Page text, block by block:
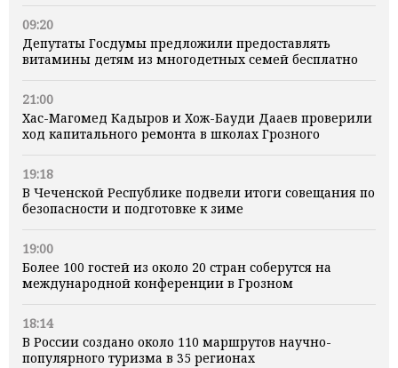
09:20
Депутаты Госдумы предложили предоставлять
витамины детям из многодетных семей бесплатно
21:00
Хас-Магомед Кадыров и Хож-Бауди Дааев проверили
ход капитального ремонта в школах Грозного
19:18
В Чеченской Республике подвели итоги совещания по
безопасности и подготовке к зиме
19:00
Более 100 гостей из около 20 стран соберутся на
международной конференции в Грозном
18:14
В России создано около 110 маршрутов научно-
популярного туризма в 35 регионах